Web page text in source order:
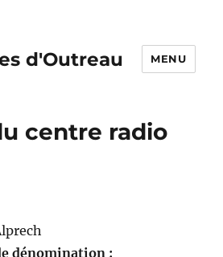
d'Outreau MENU
centre radio
dénomination :